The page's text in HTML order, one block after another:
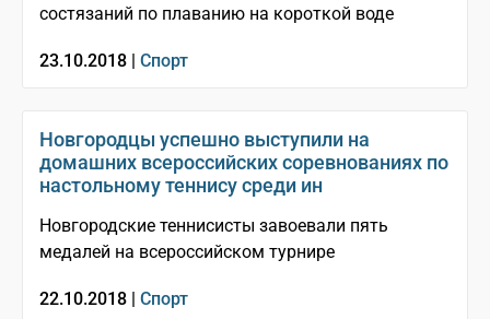
состязаний по плаванию на короткой воде
23.10.2018 | Спорт
Новгородцы успешно выступили на
домашних всероссийских соревнованиях по
настольному теннису среди ин
Новгородские теннисисты завоевали пять
медалей на всероссийском турнире
22.10.2018 | Спорт